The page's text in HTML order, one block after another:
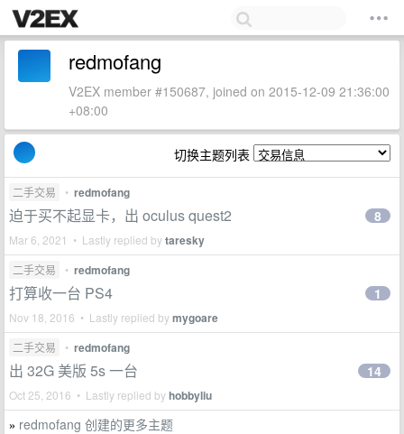
redmofang
V2EX member #150687, joined on 2015-12-09 21:36:00
+08:00
切换主题列表
二手交易 • redmofang
迫于买不起显卡，出 oculus quest2
Mar 6, 2021 • Lastly replied bytaresky
8
二手交易 • redmofang
打算收一台 PS4
Nov 18, 2016 • Lastly replied bymygoare
1
二手交易 • redmofang
出 32G 美版 5s 一台
Oct 25, 2016 • Lastly replied byhobbyliu
14
» redmofang 创建的更多主题